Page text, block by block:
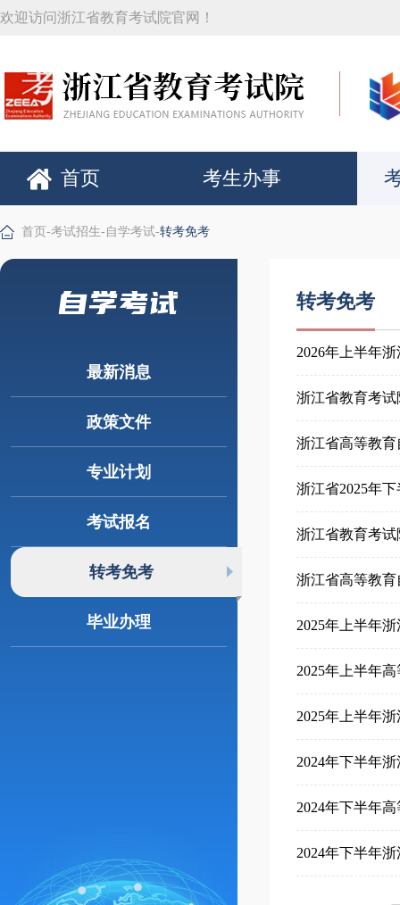
欢迎访问浙江省教育考试院官网！
首页 考生办事
首页 -考试招生- 自学考试-转考免考
自学考试
最新消息
政策文件
专业计划
考试报名
转考免考
毕业办理
转考免考
2026年上半年
浙江省教育考
浙江省高等教
浙江省2025年
浙江省教育考
浙江省高等教
2025年上半年
2025年上半年
2025年上半年
2024年下半年
2024年下半年
2024年下半年